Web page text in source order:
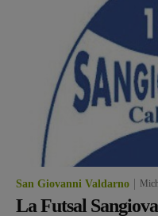
San Giovanni Valdarno
La Futsal